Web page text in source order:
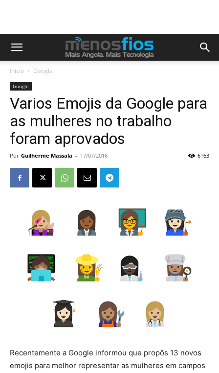
Início Google
Google
Varios Emojis da Google para
as mulheres no trabalho
foram aprovados
Por Guilherme Massala - 17/07/2016 6163
Recentemente a Google informou que propôs 13 novos
emojis para melhor representar as mulheres em campos